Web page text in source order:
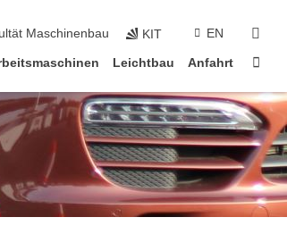
Maschinenbau KIT EN
Leichtbau Anfahrt